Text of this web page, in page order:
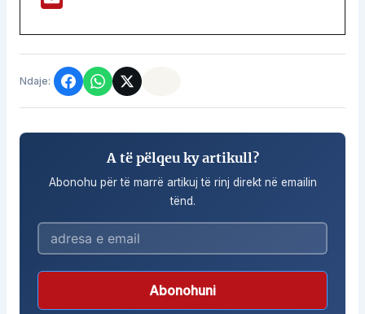
Ndaje:
A të pëlqeu ky artikull?
Abonohu për të marrë artikuj të rinj direkt në emailin
tënd.
Abonohuni